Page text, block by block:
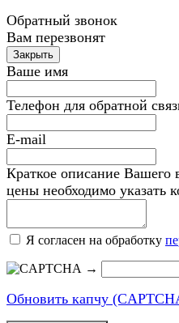
Обратный звонок
Вам перезвонят
Ваше имя
Телефон для обратной
E-mail
Краткое описание Вашего
цены необходимо указать
Я согласен на обработку
→
Обновить капчу